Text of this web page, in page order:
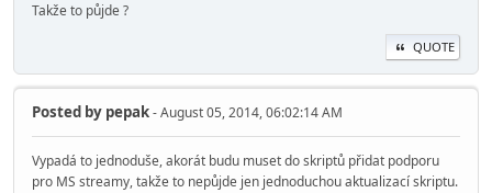
Takže to půjde ?
QUOTE
Posted by pepak- August 05, 2014, 06:02:14 AM
Vypadá to jednoduše, akorát budu muset do skriptů přidat podporu
pro MS streamy, takže to nepůjde jen jednoduchou aktualizací skriptu.